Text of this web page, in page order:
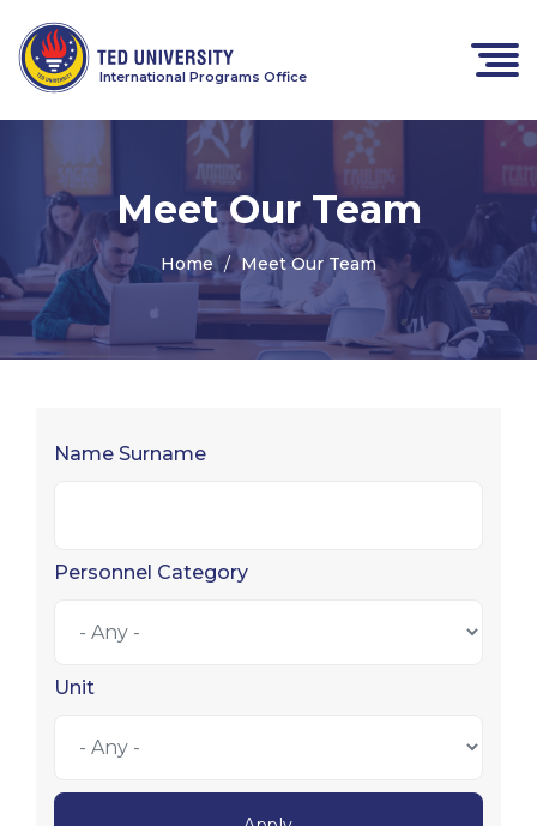
International Programs Office
Meet Our Team
Home Meet Our Team
Name Surname
Personnel Category
Unit